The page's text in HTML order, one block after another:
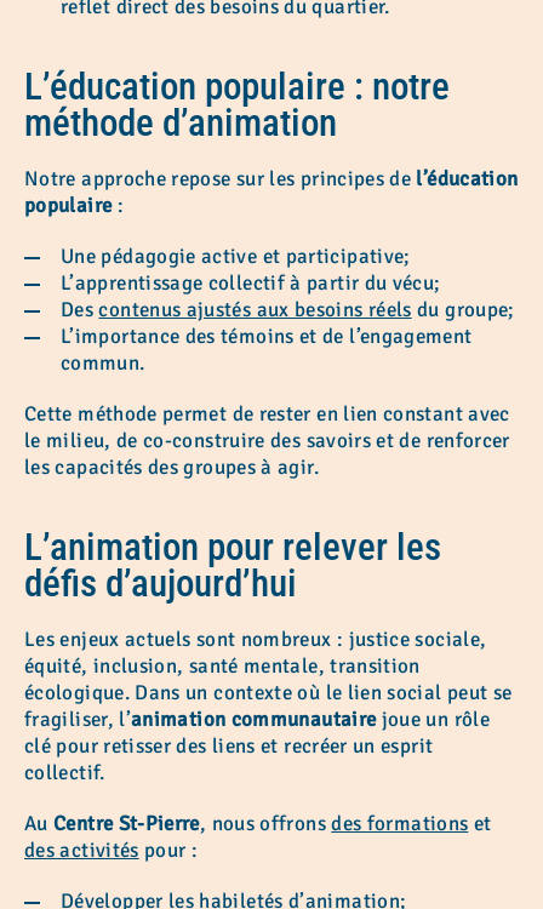
reflet direct des besoins du quartier.
L’éducation populaire : notre
méthode d’animation
Notre approche repose sur les principes de l’éducation
populaire:
Une pédagogie active et participative;
L’apprentissage collectif à partir du vécu;
Descontenus ajustés aux besoins réels du groupe;
L’importance des témoins et de l’engagement
commun.
Cette méthode permet de rester en lien constant avec
le milieu, de co-construire des savoirs et de renforcer
les capacités des groupes à agir.
L’animation pour relever les
défis d’aujourd’hui
Les enjeux actuels sont nombreux : justice sociale,
équité, inclusion, santé mentale, transition
écologique. Dans un contexte où le lien social peut se
fragiliser, l’animation communautairejoue un rôle
clé pour retisser des liens et recréer un esprit
collectif.
AuCentre St-Pierre, nous offronsdes formations et
des activités pour :
Développer les habiletés d’animation;